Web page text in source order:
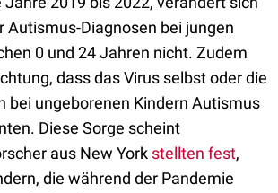
Autismus-Diagnosen bei jungen
0 und 24 Jahren nicht. Zudem
dass das Virus selbst oder die
bei ungeborenen Kindern Autismus
Diese Sorge scheint
aus New York stellten fest,
die während der Pandemie